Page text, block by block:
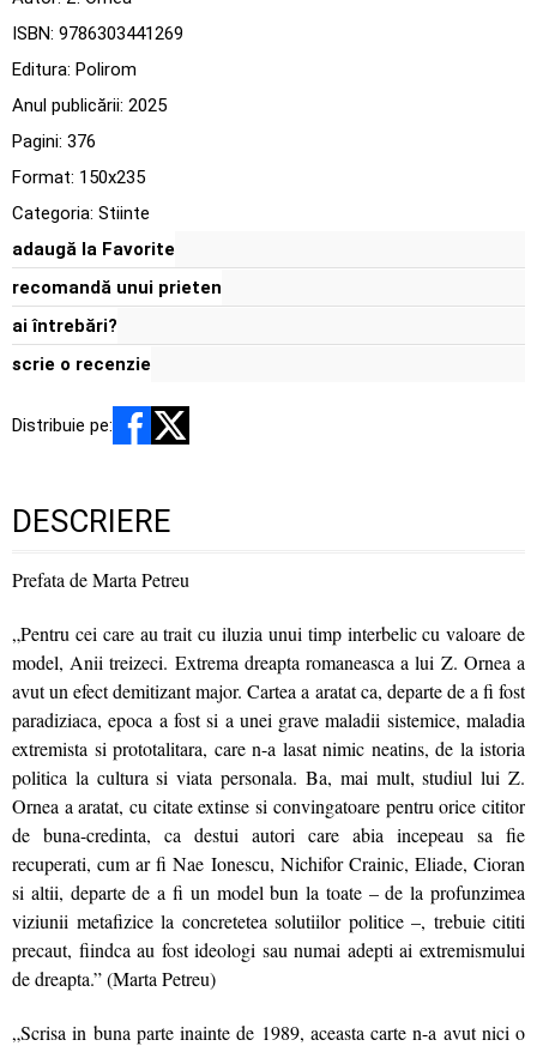
ISBN: 9786303441269
Editura: Polirom
Anul publicării: 2025
Pagini: 376
Format: 150x235
Categoria: Stiinte
adaugă la Favorite
recomandă unui prieten
ai întrebări?
scrie o recenzie
Distribuie pe:
DESCRIERE
Prefata de Marta Petreu
„Pentru cei care au trait cu iluzia unui timp interbelic cu valoare de
model, Anii treizeci. Extrema dreapta romaneasca a lui Z. Ornea a
avut un efect demitizant major. Cartea a aratat ca, departe de a fi fost
paradiziaca, epoca a fost si a unei grave maladii sistemice, maladia
extremista si prototalitara, care n-a lasat nimic neatins, de la istoria
politica la cultura si viata personala. Ba, mai mult, studiul lui Z.
Ornea a aratat, cu citate extinse si convingatoare pentru orice cititor
de buna-credinta, ca destui autori care abia incepeau sa fie
recuperati, cum ar fi Nae Ionescu, Nichifor Crainic, Eliade, Cioran
si altii, departe de a fi un model bun la toate – de la profunzimea
viziunii metafizice la concretetea solutiilor politice –, trebuie cititi
precaut, fiindca au fost ideologi sau numai adepti ai extremismului
de dreapta.” (Marta Petreu)
„Scrisa in buna parte inainte de 1989, aceasta carte n-a avut nici o